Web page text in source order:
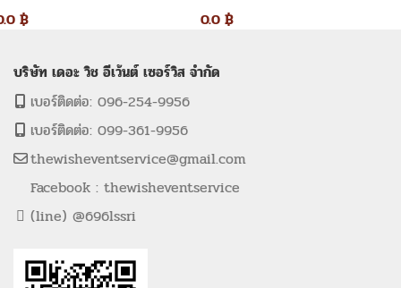
฿
0.0 ฿
บริษัท เดอะ วิช อีเว้นต์ เซอร์วิส จำกัด
เบอร์ติดต่อ: 096-254-9956
เบอร์ติดต่อ: 099-361-9956
thewisheventservice@gmail.com
Facebook : thewisheventservice
(line) @696lssri